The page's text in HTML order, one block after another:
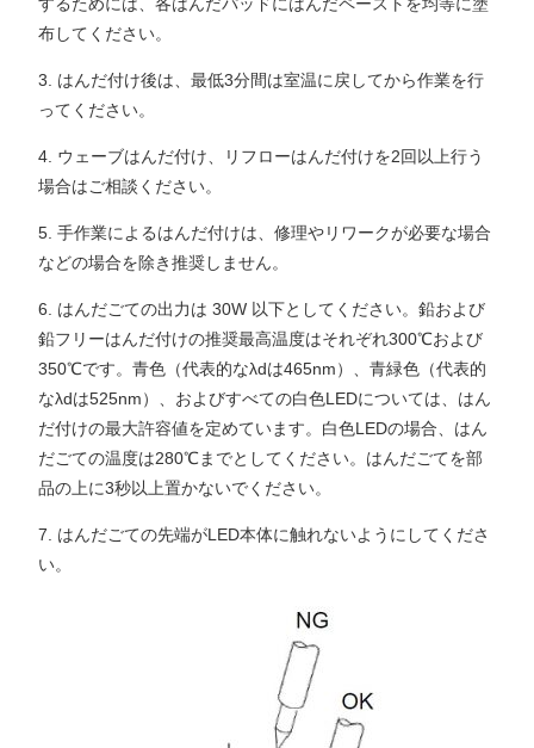
布してください。
3. はんだ付け後は、最低3分間は室温に戻してから作業を行
ってください。
4. ウェーブはんだ付け、リフローはんだ付けを2回以上行う
場合はご相談ください。
5. 手作業によるはんだ付けは、修理やリワークが必要な場合
などの場合を除き推奨しません。
6. はんだごての出力は 30W 以下としてください。鉛および
鉛フリーはんだ付けの推奨最高温度はそれぞれ300℃および
350℃です。青色（代表的なλdは465nm）、青緑色（代表的
なλdは525nm）、およびすべての白色LEDについては、はん
だ付けの最大許容値を定めています。白色LEDの場合、はん
だごての温度は280℃までとしてください。はんだごてを部
品の上に3秒以上置かないでください。
7. はんだごての先端がLED本体に触れないようにしてくださ
い。